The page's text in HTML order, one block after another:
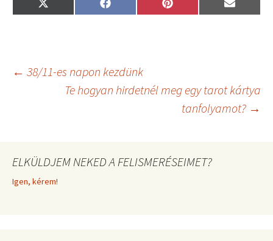
Share
on
X
(
t
e
Share
on
F
a
k
Share
on
P
i
t
Share
on
E
m
Bejegyzés
← 38/11-es napon kezdünk
Te hogyan hirdetnél meg egy tarot kártya
tanfolyamot? →
ELKÜLDJEM NEKED A FELISMERÉSEIMET?
Igen, kérem!